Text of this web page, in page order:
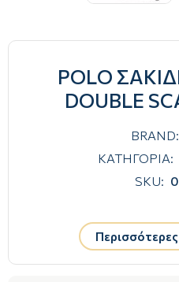
POLO
DOUBLE
BRAND:
ΚΑΤΗΓΟΡΙΑ:
SKU: